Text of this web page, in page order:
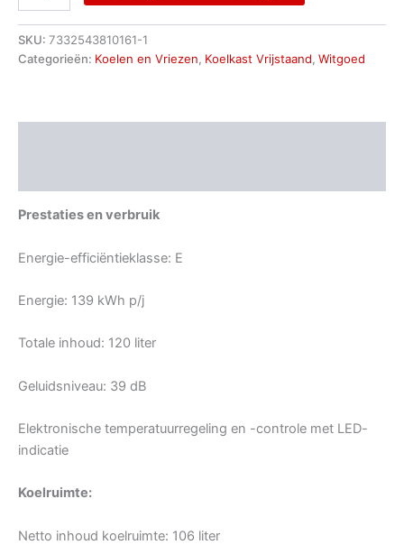
SKU: 7332543810161-1
Categorieën: Koelen en Vriezen, Koelkast Vrijstaand, Witgoed
Prestaties en verbruik
Energie-efficiëntieklasse: E
Energie: 139 kWh p/j
Totale inhoud: 120 liter
Geluidsniveau: 39 dB
Elektronische temperatuurregeling en -controle met LED-
indicatie
Koelruimte:
Netto inhoud koelruimte: 106 liter